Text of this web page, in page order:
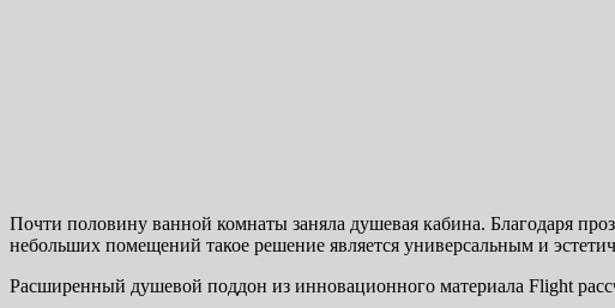
Почти половину ванной комнаты заняла душевая кабина. Благодаря
небольших помещений такое решение является универсальным и
Расширенный душевой поддон из инновационного материала Flight